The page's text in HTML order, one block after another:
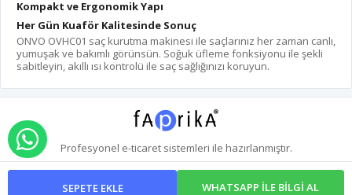
SEPETE EKLE WHATSAPP İLE BİLGİ AL
Kompakt ve Ergonomik Yapı
Her Gün Kuaför Kalitesinde Sonuç
ONVO OVHC01 saç kurutma makinesi ile saçlarınız her zaman canlı,
yumuşak ve bakımlı görünsün. Soğuk üfleme fonksiyonu ile şekli
sabitleyin, akıllı ısı kontrolü ile saç sağlığınızı koruyun.
Profesyonel e-ticaretsistemleri ile hazırlanmıştır.